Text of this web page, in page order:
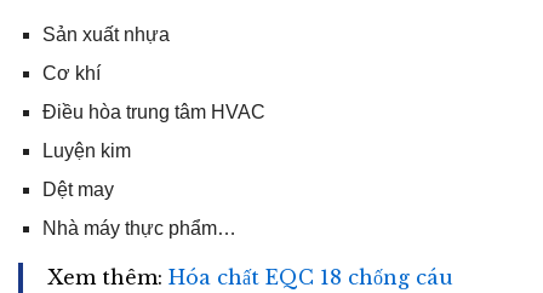
Sản xuất nhựa
Cơ khí
Điều hòa trung tâm HVAC
Luyện kim
Dệt may
Nhà máy thực phẩm…
Xem thêm: Hóa chất EQC 18 chống cáu